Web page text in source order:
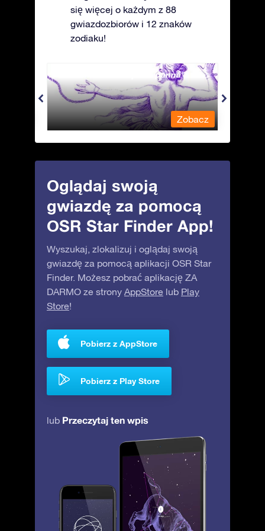
się więcej o każdym z 88
gwiazdozbiorów i 12 znaków
zodiaku!
Andromeda - Związana panna
Zobacz
Oglądaj swoją
gwiazdę za pomocą
OSR Star Finder App!
Wyszukaj, zlokalizuj i oglądaj swoją
gwiazdę za pomocą aplikacji OSR Star
Finder. Możesz pobrać aplikację ZA
DARMO ze strony AppStore lub Play
Store!
Pobierz z AppStore
Pobierz z Play Store
lub Przeczytaj ten wpis